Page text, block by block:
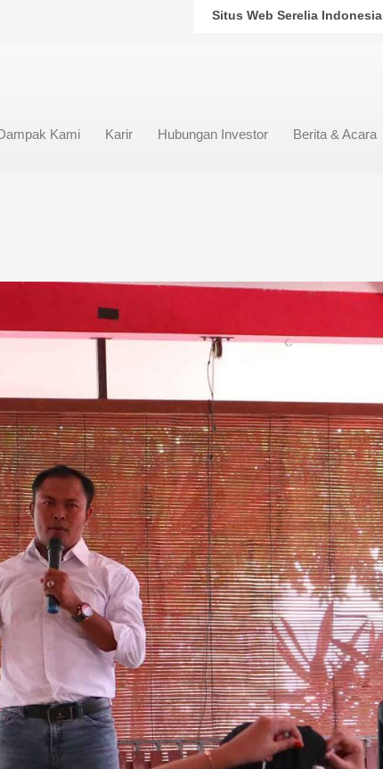
Situs Web Serelia Indonesia
Kami Karir Hubungan Investor Berita & Acara